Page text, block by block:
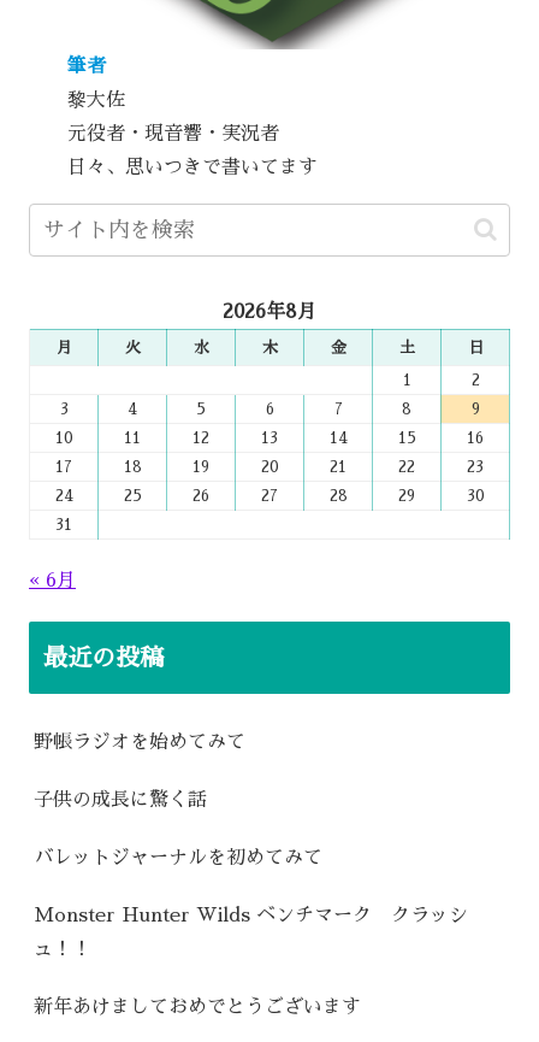
筆者
黎大佐
元役者・現音響・実況者
日々、思いつきで書いてます
2026年8月
月 火 水 木 金 土 日
1
2
3
4 5 6 7 8
9
10
11 12 13 14 15
16
17
18 19 20 21 22
23
24
25 26 27 28 29
30
31
« 6月
最近の投稿
野帳ラジオを始めてみて
子供の成長に驚く話
バレットジャーナルを初めてみて
Monster Hunter Wilds ベンチマーク クラッシ
ュ！！
新年あけましておめでとうございます